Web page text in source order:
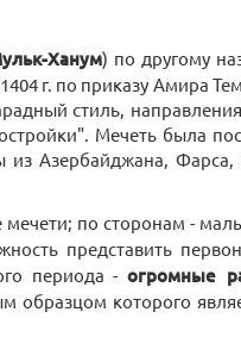
Ханум) по другому
г. по приказу Амира
стиль,
Мечеть была
из Азербайджана, Фарса,
по сторонам -
представить
периода -огромные
образцом которого